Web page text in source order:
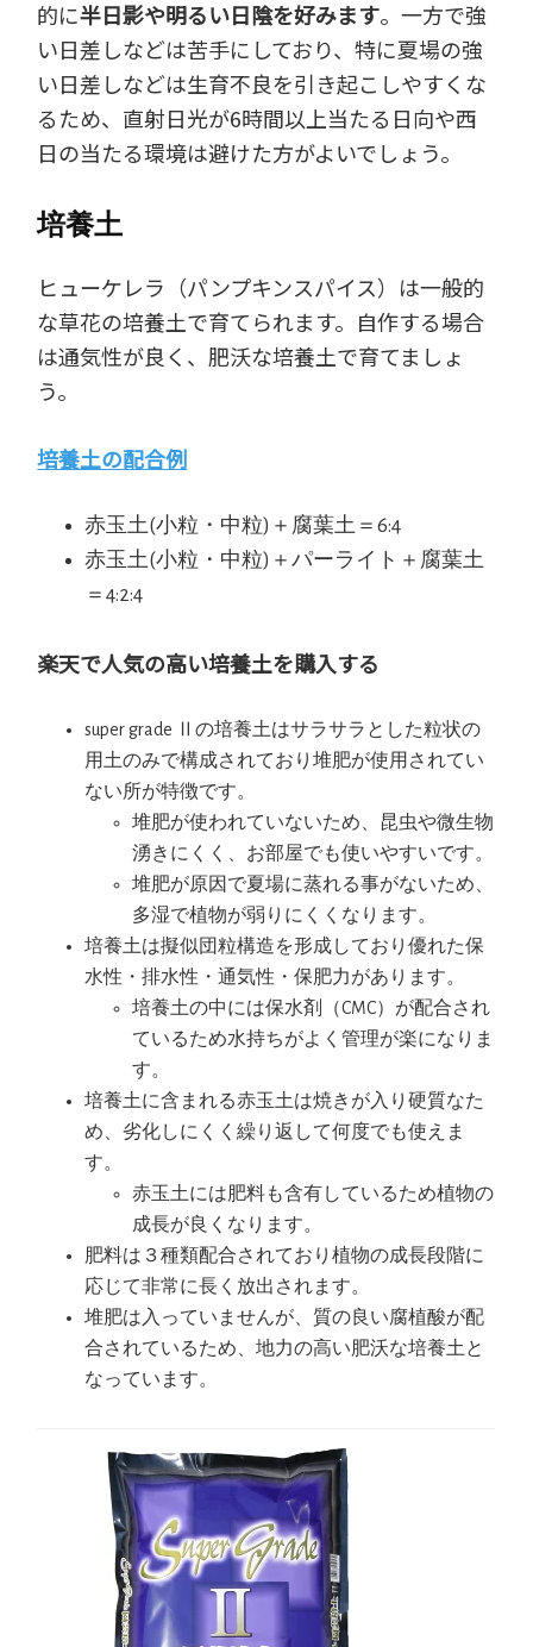
的に半日影や明るい日陰を好みます。一方で強
い日差しなどは苦手にしており、特に夏場の強
い日差しなどは生育不良を引き起こしやすくな
るため、直射日光が6時間以上当たる日向や西
日の当たる環境は避けた方がよいでしょう。
培養土
ヒューケレラ（パンプキンスパイス）は一般的
な草花の培養土で育てられます。自作する場合
は通気性が良く、肥沃な培養土で育てましょ
う。
培養土の配合例
赤玉土(小粒・中粒)＋腐葉土＝6:4
赤玉土(小粒・中粒)＋パーライト＋腐葉土
＝4:2:4
楽天で人気の高い培養土を購入する
super grade Ⅱの培養土はサラサラとした粒状の
用土のみで構成されており堆肥が使用されてい
ない所が特徴です。
堆肥が使われていないため、昆虫や微生物
湧きにくく、お部屋でも使いやすいです。
堆肥が原因で夏場に蒸れる事がないため、
多湿で植物が弱りにくくなります。
培養土は擬似団粒構造を形成しており優れた保
水性・排水性・通気性・保肥力があります。
培養土の中には保水剤（CMC）が配合され
ているため水持ちがよく管理が楽になりま
す。
培養土に含まれる赤玉土は焼きが入り硬質なた
め、劣化しにくく繰り返して何度でも使えま
す。
赤玉土には肥料も含有しているため植物の
成長が良くなります。
肥料は３種類配合されており植物の成長段階に
応じて非常に長く放出されます。
堆肥は入っていませんが、質の良い腐植酸が配
合されているため、地力の高い肥沃な培養土と
なっています。